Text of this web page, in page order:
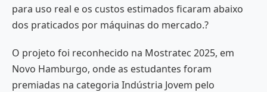
para uso real e os custos estimados ficaram abaixo
dos praticados por máquinas do mercado.?
O projeto foi reconhecido na Mostratec 2025, em
Novo Hamburgo, onde as estudantes foram
premiadas na categoria Indústria Jovem pelo